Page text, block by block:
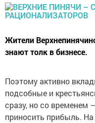
Жители
знают толк в бизнесе.
Поэтому активно
подсобные и
сразу, но со временем
приносить прибыль.